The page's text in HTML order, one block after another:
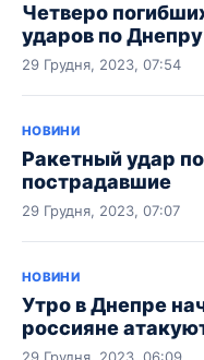
Четверо
ударов по Днепру
29 Грудня, 2023, 07:54
НОВИНИ
Ракетный удар
пострадавшие
29 Грудня, 2023, 07:07
НОВИНИ
Утро в Днепре
россияне